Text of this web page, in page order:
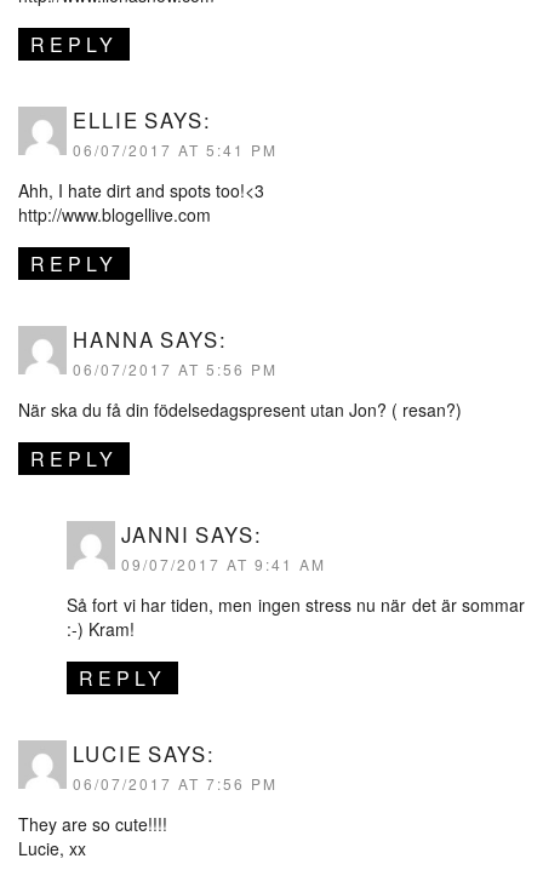
REPLY
ELLIE SAYS:
06/07/2017 AT 5:41 PM
Ahh, I hate dirt and spots too!<3
http://www.blogellive.com
REPLY
HANNA SAYS:
06/07/2017 AT 5:56 PM
När ska du få din födelsedagspresent utan Jon? ( resan?)
REPLY
JANNI SAYS:
09/07/2017 AT 9:41 AM
Så fort vi har tiden, men ingen stress nu när det är sommar
:-) Kram!
REPLY
LUCIE SAYS:
06/07/2017 AT 7:56 PM
They are so cute!!!!
Lucie, xx